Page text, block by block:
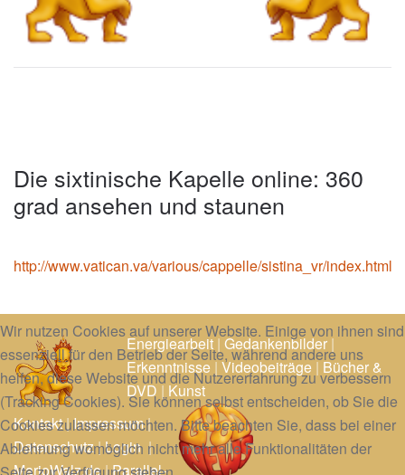
Die sixtinische Kapelle online: 360
grad ansehen und staunen
http://www.vatican.va/various/cappelle/sistina_vr/index.html
Energiearbeit|Gedankenbilder|
Erkenntnisse|Videobeiträge|Bücher &
DVD|Kunst
Kontakt|Impressum|
Datenschutz|Login|
MarioWalz.de|Parallel-
Wir nutzen Cookies auf unserer Website. Einige von ihnen sind
essenziell für den Betrieb der Seite, während andere uns
helfen, diese Website und die Nutzererfahrung zu verbessern
(Tracking Cookies). Sie können selbst entscheiden, ob Sie die
Cookies zulassen möchten. Bitte beachten Sie, dass bei einer
Ablehnung womöglich nicht mehr alle Funktionalitäten der